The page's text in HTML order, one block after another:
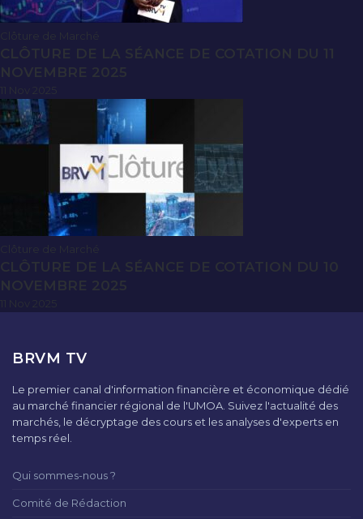
CLÔTURE DE LA SÉANCE DE COTATION DU 11
NOVEMBRE 2025
CLÔTURE DE LA SÉANCE DE COTATION DU 10
NOVEMBRE 2025
BRVM TV
Le premier canal d'information financière et économique dédié
au marché financier régional de l'UMOA. Suivez l'actualité des
marchés, le décryptage des cours et les analyses d'experts en
temps réel.
Qui sommes-nous ?
Comité de Rédaction